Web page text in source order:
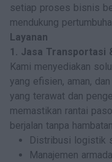
setiap proses bisnis
mendukung
Layanan
1. Jasa Transportasi
Kami menyediakan
yang efisien, aman,
yang terawat dan
memastikan rantai
berjalan tanpa
Distribusi logistik
Manajemen